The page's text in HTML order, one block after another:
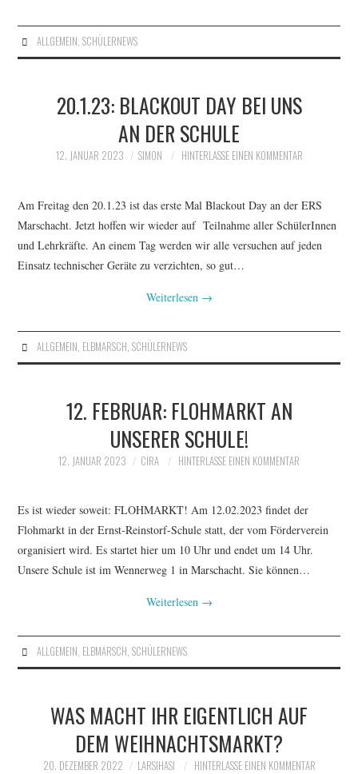
ALLGEMEIN, SCHÜLERNEWS
20.1.23: BLACKOUT DAY BEI UNS
AN DER SCHULE
12. JANUAR 2023 SIMON HINTERLASSE EINEN KOMMENTAR
Am Freitag den 20.1.23 ist das erste Mal Blackout Day an der ERS
Marschacht. Jetzt hoffen wir wieder auf Teilnahme aller SchülerInnen
und Lehrkräfte. An einem Tag werden wir alle versuchen auf jeden
Einsatz technischer Geräte zu verzichten, so gut…
Weiterlesen →
ALLGEMEIN ELBMARSCH SCHÜLERNEWS
12. FEBRUAR: FLOHMARKT AN
UNSERER SCHULE!
12. JANUAR 2023 CIRA HINTERLASSE EINEN KOMMENTAR
Es ist wieder soweit: FLOHMARKT! Am 12.02.2023 findet der
Flohmarkt in der Ernst-Reinstorf-Schule statt, der vom Förderverein
organisiert wird. Es startet hier um 10 Uhr und endet um 14 Uhr.
Unsere Schule ist im Wennerweg 1 in Marschacht. Sie können…
Weiterlesen →
ALLGEMEIN, ELBMARSCH, SCHÜLERNEWS
WAS MACHT IHR EIGENTLICH AUF
DEM WEIHNACHTSMARKT?
20. DEZEMBER 2022 LARSIHASI HINTERLASSE EINEN KOMMENTAR